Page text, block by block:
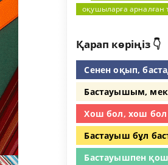
оқушыларға арналған
Қарап көріңіз 👇
Сенен оқып,
Бастауышым,
Хош бол, хош
Бастауыш бұл
Бастауышпен